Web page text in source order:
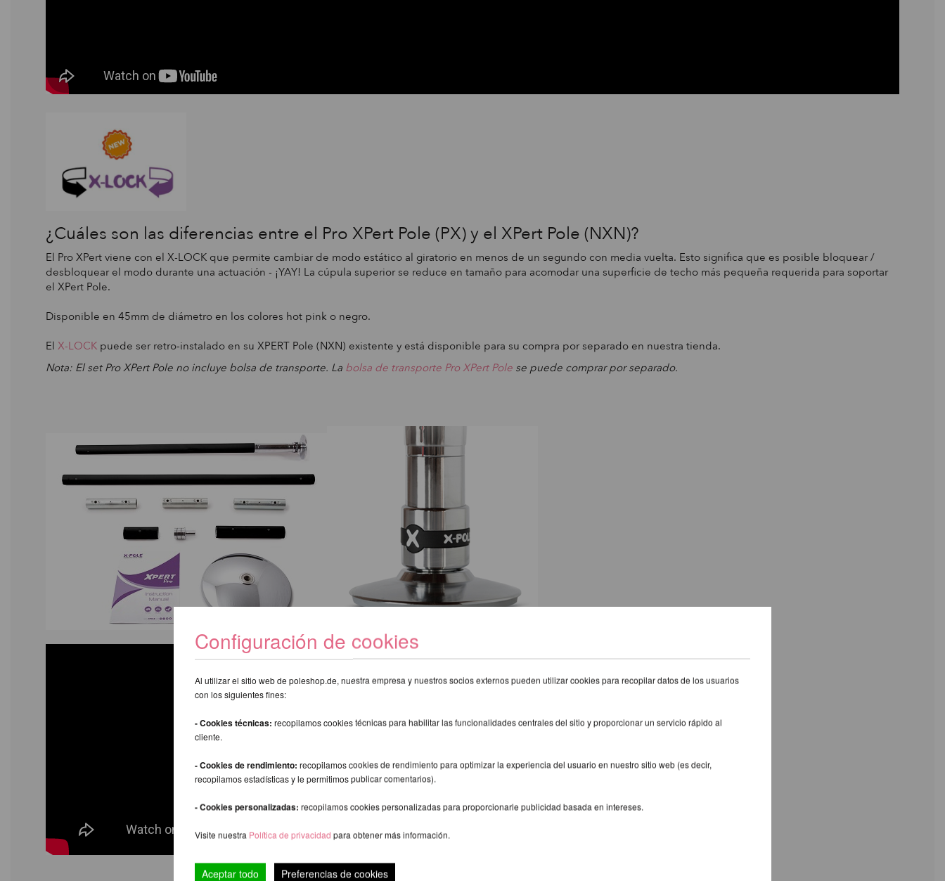
¿Cuáles son las diferencias entre el Pro XPert Pole (PX) y el XPert Pole (NXN)?
El Pro XPert viene con el X-LOCK que permite cambiar de modo estático al giratorio en menos de un segundo con media vuelta. Esto significa que es posible bloquear /
desbloquear el modo durante una actuación - ¡YAY! La cúpula superior se reduce en tamaño para acomodar una superficie de techo más pequeña requerida para soportar
el XPert Pole.
Disponible en 45mm de diámetro en los colores hot pink o negro.
El X-LOCK puede ser retro-instalado en su XPERT Pole (NXN) existente y está disponible para su compra por separado en nuestra tienda.
Nota: El set Pro XPert Pole no incluye bolsa de transporte. La bolsa de transporte Pro XPert Pole se puede comprar por separado.
Configuración de cookies
Al utilizar el sitio web de poleshop.de, nuestra empresa y nuestros socios externos pueden utilizar cookies para recopilar datos de los usuarios
con los siguientes fines:
- Cookies técnicas: recopilamos cookies técnicas para habilitar las funcionalidades centrales del sitio y proporcionar un servicio rápido al
cliente.
- Cookies de rendimiento: recopilamos cookies de rendimiento para optimizar la experiencia del usuario en nuestro sitio web (es decir,
recopilamos estadísticas y le permitimos publicar comentarios).
- Cookies personalizadas: recopilamos cookies personalizadas para proporcionarle publicidad basada en intereses.
Visite nuestra Política de privacidad para obtener más información.
Aceptar todo Preferencias de cookies